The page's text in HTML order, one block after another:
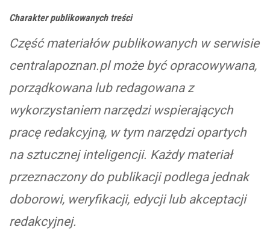
Charakter publikowanych treści
Część materiałów publikowanych w serwisie
centralapoznan.pl może być opracowywana,
porządkowana lub redagowana z
wykorzystaniem narzędzi wspierających
pracę redakcyjną, w tym narzędzi opartych
na sztucznej inteligencji. Każdy materiał
przeznaczony do publikacji podlega jednak
doborowi, weryfikacji, edycji lub akceptacji
redakcyjnej.